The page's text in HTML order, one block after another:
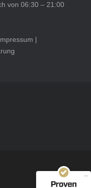
von 06:30 – 21:00
|
und Erfahrungen zu